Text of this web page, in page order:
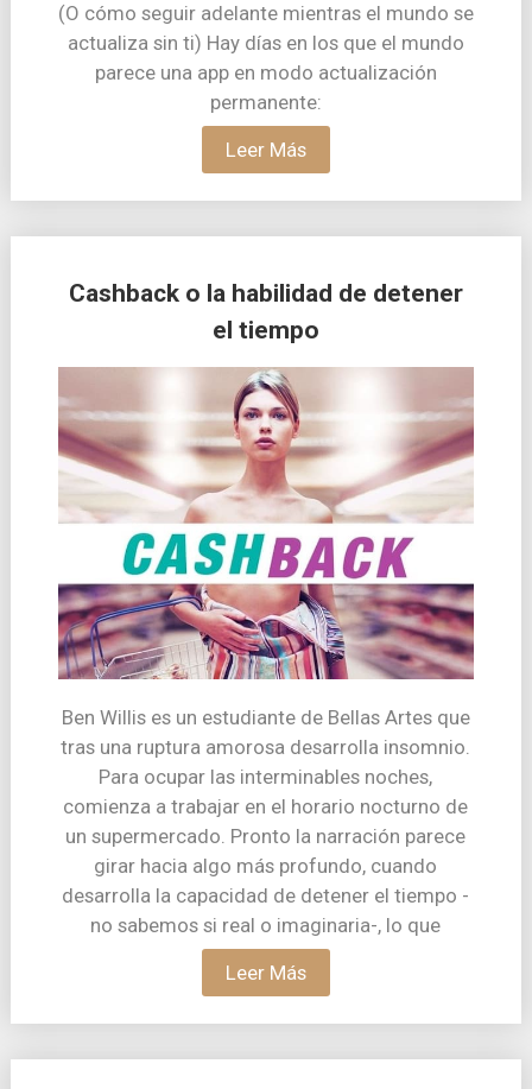
(O cómo seguir adelante mientras el mundo se
actualiza sin ti) Hay días en los que el mundo
parece una app en modo actualización
permanente:
Leer Más
Cashback o la habilidad de detener
el tiempo
Ben Willis es un estudiante de Bellas Artes que
tras una ruptura amorosa desarrolla insomnio.
Para ocupar las interminables noches,
comienza a trabajar en el horario nocturno de
un supermercado. Pronto la narración parece
girar hacia algo más profundo, cuando
desarrolla la capacidad de detener el tiempo -
no sabemos si real o imaginaria-, lo que
Leer Más